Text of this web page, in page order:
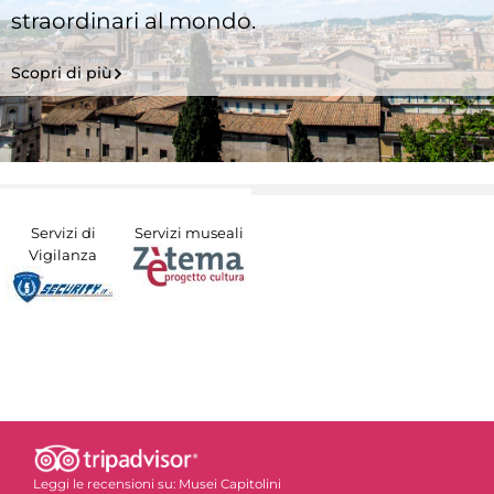
straordinari al mondo.
Scopri di più
Servizi di
Vigilanza
Servizi museali
Leggi le recensioni su: Musei Capitolini